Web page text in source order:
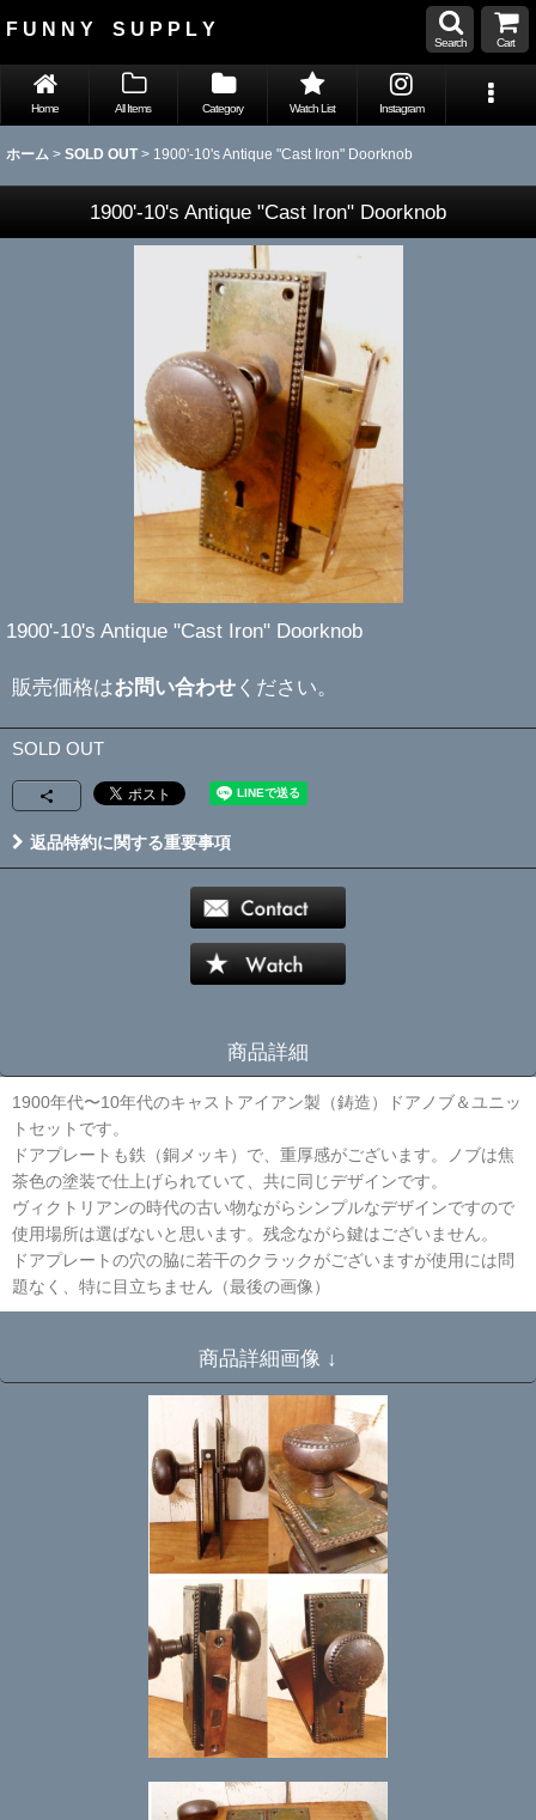
F U N N Y S U P P L Y
Search Cart
Home All Items Category Watch List Instagram
ホーム > SOLD OUT > 1900'-10's Antique "Cast Iron" Doorknob
1900'-10's Antique "Cast Iron" Doorknob
1900'-10's Antique "Cast Iron" Doorknob
販売価格はお問い合わせ ください。
SOLD OUT
返品特約に関する重要事項
商品詳細
1900年代〜10年代のキャストアイアン製（鋳造）ドアノブ＆ユニッ
トセットです。
ドアプレートも鉄（銅メッキ）で、重厚感がございます。ノブは焦
茶色の塗装で仕上げられていて、共に同じデザインです。
ヴィクトリアンの時代の古い物ながらシンプルなデザインですので
使用場所は選ばないと思います。残念ながら鍵はございません。
ドアプレートの穴の脇に若干のクラックがございますが使用には問
題なく、特に目立ちません（最後の画像）
商品詳細画像 ↓